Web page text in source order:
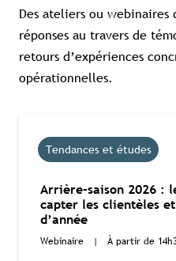
Des ateliers ou
réponses au travers de
retours d’expériences
opérationnelles.
Tendances et études
Arrière-saison 2026 :
capter les clientèles
d’année
Webinaire | À partir de
Accès complet aux études